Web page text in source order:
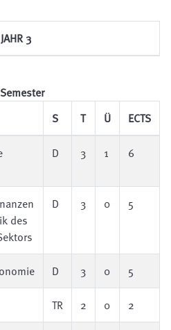
JAHR 3
S T Ü ECTS
D 3 1 6
des
D 3 0 5
D 3 0 5
TR 2 0 2